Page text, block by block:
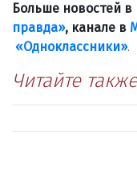
Больше новостей
правда», канале в
«Одноклассники».
Читайте также